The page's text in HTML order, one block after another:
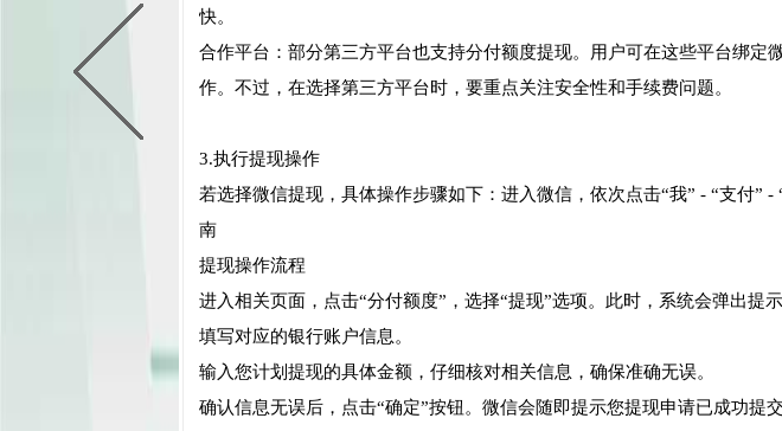
快。
合作平台：部分第三方平台也支持分付额度提现。用户可在这些平台绑定
作。不过，在选择第三方平台时，要重点关注安全性和手续费问题。
3.执行提现操作
若选择微信提现，具体操作步骤如下：进入微信，依次点击“我” - “支付” -
南
提现操作流程
进入相关页面，点击“分付额度”，选择“提现”选项。此时，系统会弹出提
填写对应的银行账户信息。
输入您计划提现的具体金额，仔细核对相关信息，确保准确无误。
确认信息无误后，点击“确定”按钮。微信会随即提示您提现申请已成功提